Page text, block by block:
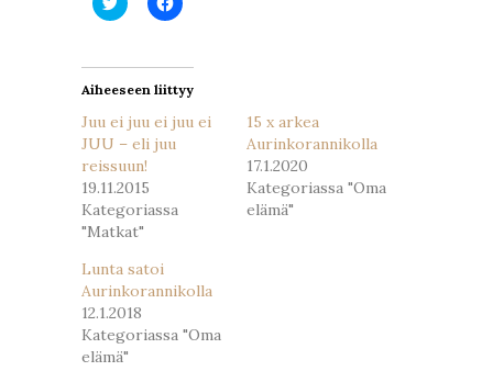
Twitterissä(Avautuu
Facebookissa(Avautuu
Aiheeseen liittyy
Juu ei juu ei juu ei
JUU – eli juu
reissuun!
19.11.2015
Kategoriassa
"Matkat"
15 x arkea
Aurinkorannikolla
17.1.2020
Kategoriassa "Oma
elämä"
Lunta satoi
Aurinkorannikolla
12.1.2018
Kategoriassa "Oma
elämä"